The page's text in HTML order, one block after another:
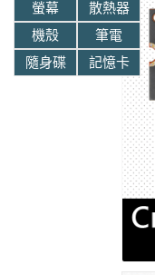
螢幕
散熱器
機殼
筆電
隨身碟
記憶卡